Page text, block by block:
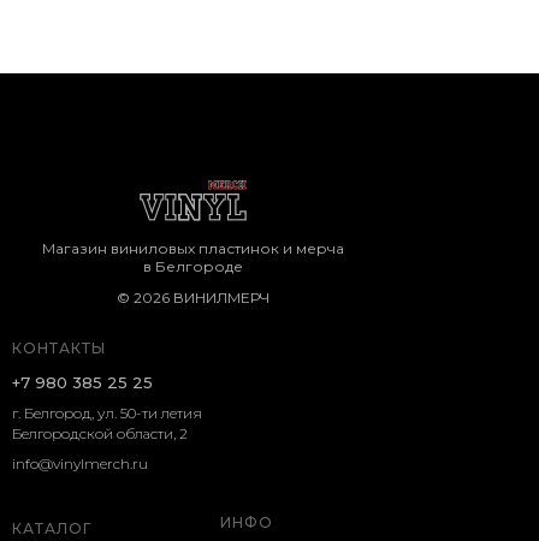
КОНТАКТЫ
г. Белгород, ул. 50-ти летия
Белгородской области, 2
КАТАЛОГ ИНФО
+7 980 385 25 25
Магазин виниловых пластинок и мерча
в Белгороде
© 2026 ВИНИЛМЕРЧ
info@vinylmerch.ru